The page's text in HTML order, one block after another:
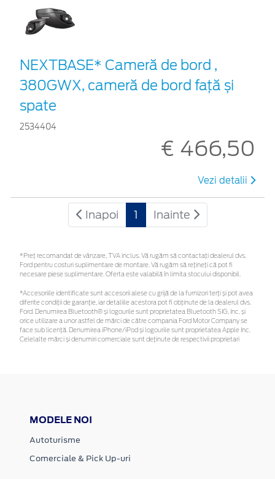
NEXTBASE* Cameră de bord ,
380GWX, cameră de bord față și
spate
2534404
€ 466,50
Vezi detalii
Inapoi 1 Inainte
*Preţ recomandat de vânzare, TVA inclus. Vă rugăm să contactaţi dealerul dvs.
Ford pentru costuri suplimentare de montare. Vă rugăm să rețineți că pot fi
necesare piese suplimentare. Oferta este valabilă în limita stocului disponibil.
*Accesoriile identificate sunt accesorii alese cu grijă de la furnizori terți și pot avea
diferite condiții de garanție, iar detaliile acestora pot fi obținute de la dealerul dvs.
Ford. Denumirea Bluetooth® și logourile sunt proprietatea Bluetooth SIG, Inc. și
orice utilizare a unor astfel de mărci de către compania Ford Motor Company se
face sub licență. Denumirea iPhone/iPod și logourile sunt proprietatea Apple Inc.
Celelalte mărci și denumiri comerciale sunt deținute de respectivii proprietari
MODELE NOI
Autoturisme
Comerciale & Pick Up-uri